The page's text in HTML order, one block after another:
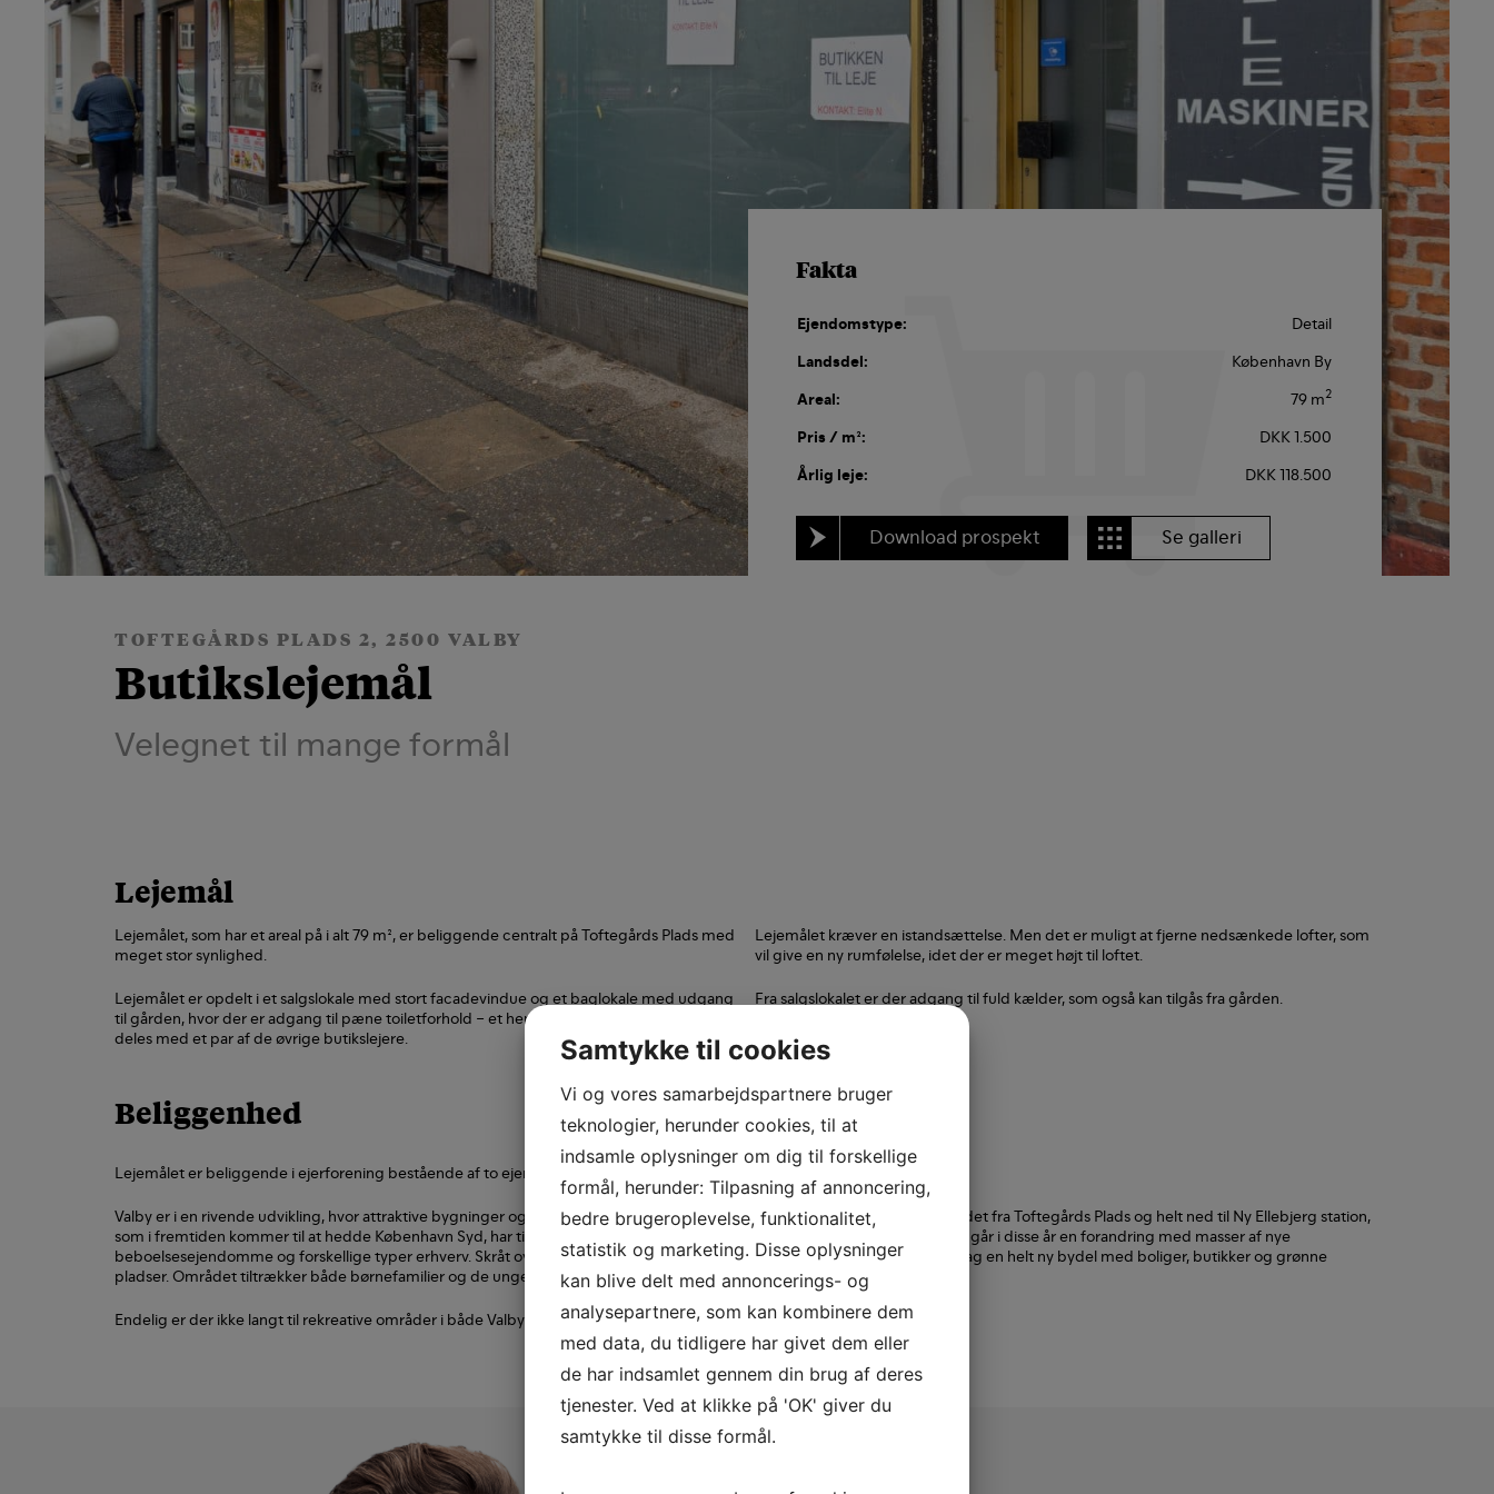
Fakta
Ejendomstype:
Detail
Landsdel:
København By
Areal:
79 m2
Pris / m²:
DKK 1.500
Årlig leje:
DKK 118.500
Download prospekt Se galleri
TOFTEGÅRDS PLADS 2, 2500 VALBY
Butikslejemål
Velegnet til mange formål
Lejemål
Lejemålet, som har et areal på i alt 79 m², er beliggende centralt på Toftegårds Plads med
meget stor synlighed.
Lejemålet er opdelt i et salgslokale med stort facadevindue og et baglokale med udgang
til gården, hvor der er adgang til pæne toiletforhold – et herre- og to dametoiletter, der
deles med et par af de øvrige butikslejere.
Lejemålet kræver en istandsættelse. Men det er muligt at fjerne nedsænkede lofter, som
vil give en ny rumfølelse, idet der er meget højt til loftet.
Fra salgslokalet er der adgang til fuld kælder, som også kan tilgås fra gården.
Beliggenhed
Lejemålet er beliggende i ejerforening bestående af to ejendomme, der er placeret rundt om Toftegårds Plads i Valby.
Valby er i en rivende udvikling, hvor attraktive bygninger og områder blomstrer op med især beboelsesejendomme. Området fra Toftegårds Plads og helt ned til Ny Ellebjerg station,
som i fremtiden kommer til at hedde København Syd, har tidligere være synonym med industrivirksomheder, men gennemgår i disse år en forandring med masser af nye
beboelsesejendomme og forskellige typer erhverv. Skråt overfor Toftegårds Plads på den tidligere F.L. Smidth-grund er idag en helt ny bydel med boliger, butikker og grønne
pladser. Området tiltrækker både børnefamilier og de unge studerende.
Endelig er der ikke langt til rekreative områder i både Valbyparken og Søndermarken eller det hyggelige gamle Valby.
Samtykke til cookies
Vi og vores samarbejdspartnere bruger
teknologier, herunder cookies, til at
indsamle oplysninger om dig til forskellige
formål, herunder: Tilpasning af annoncering,
bedre brugeroplevelse, funktionalitet,
statistik og marketing. Disse oplysninger
kan blive delt med annoncerings- og
analysepartnere, som kan kombinere dem
med data, du tidligere har givet dem eller
de har indsamlet gennem din brug af deres
tjenester. Ved at klikke på 'OK' giver du
samtykke til disse formål.